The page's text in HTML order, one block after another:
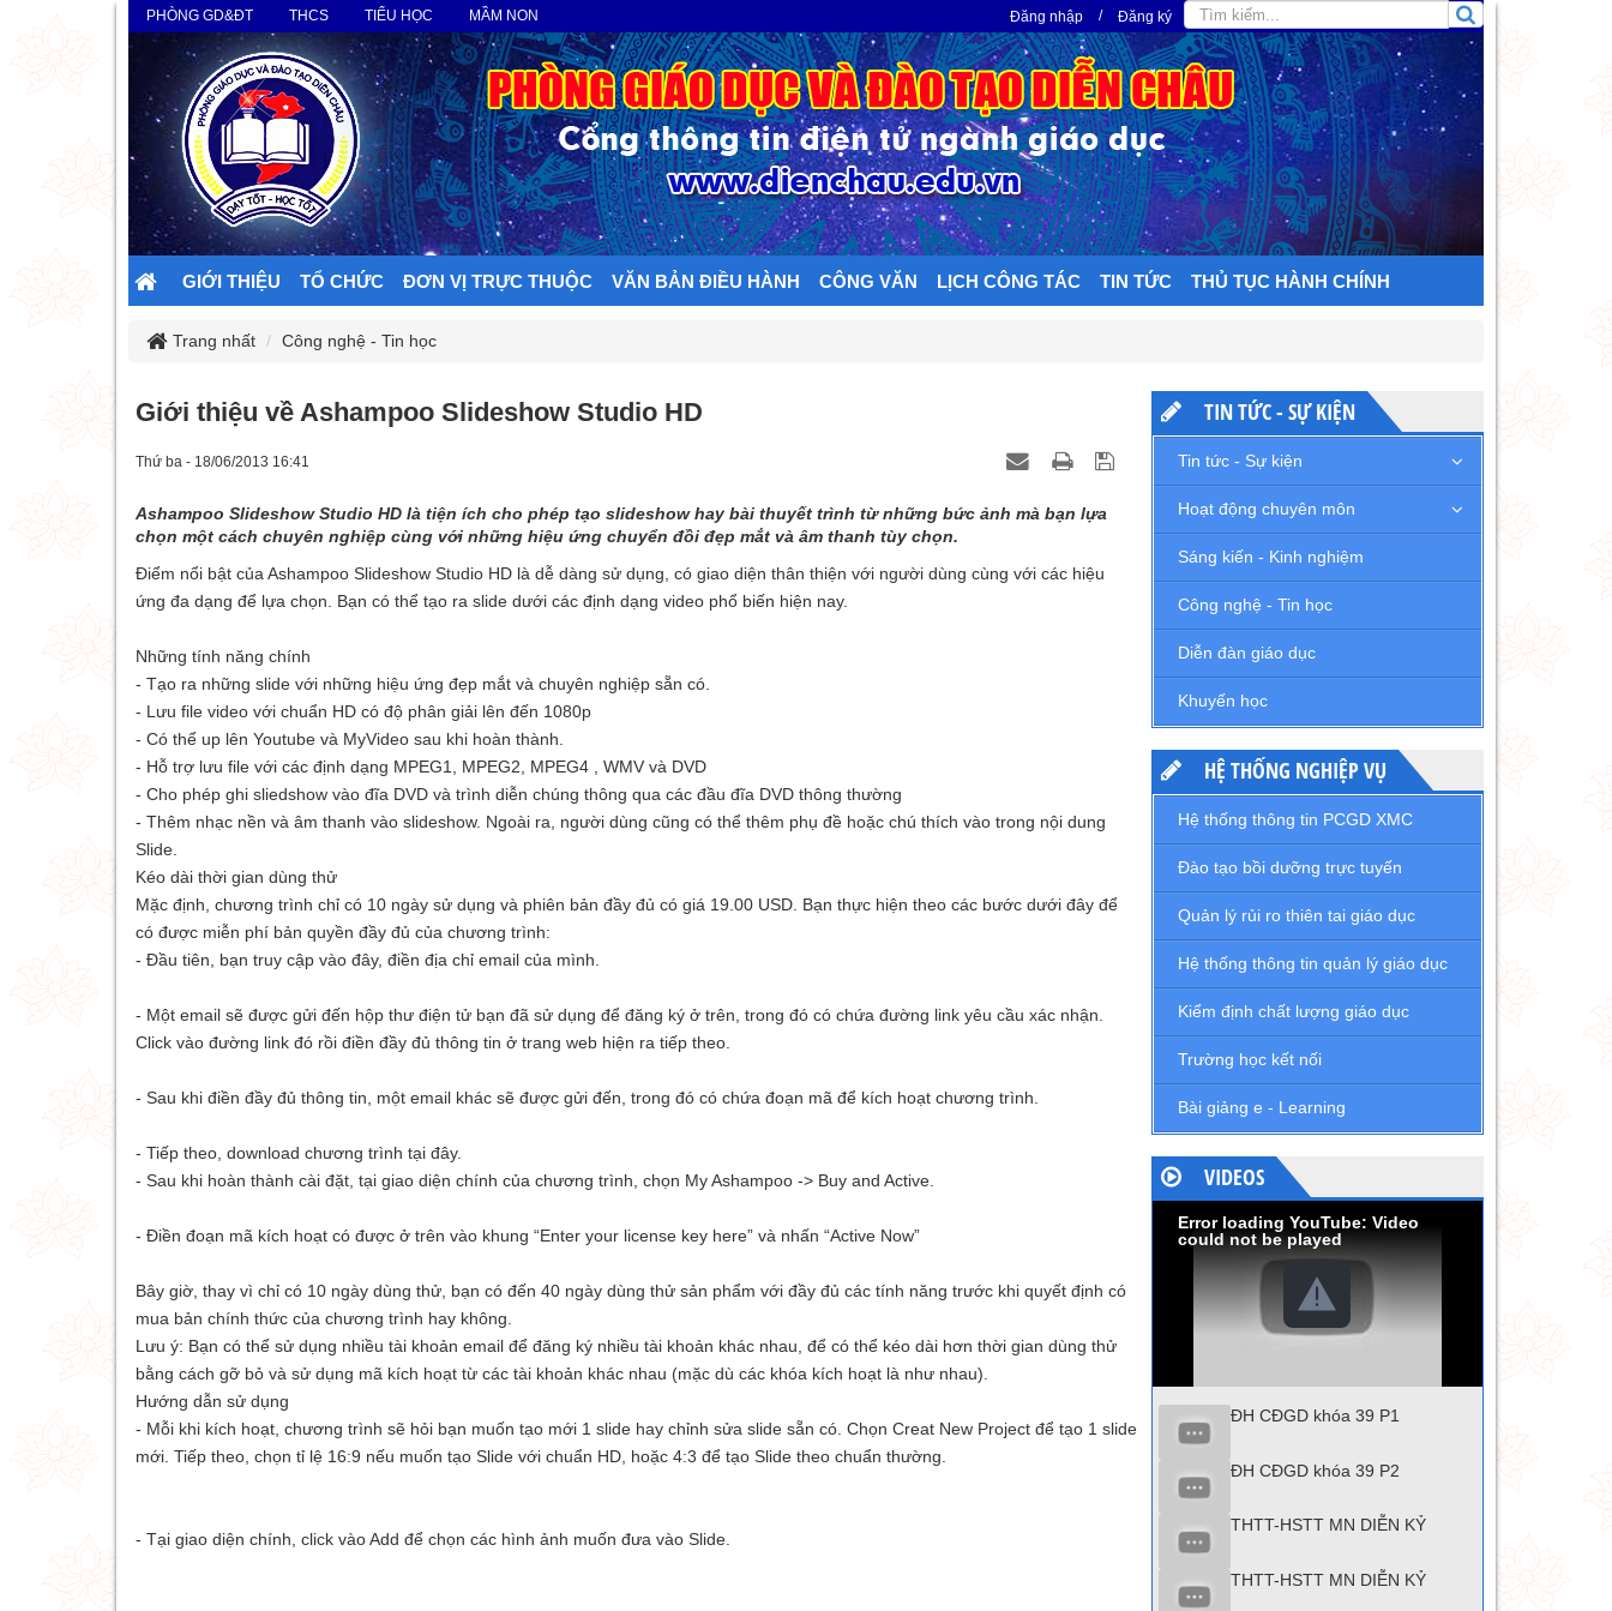
PHÒNG GD&ĐT THCS TIỂU HỌC MẦM NON Đăng nhập / Đăng ký
GIỚI THIỆU TỔ CHỨC ĐƠN VỊ TRỰC THUỘC VĂN BẢN ĐIỀU HÀNH CÔNG VĂN LỊCH CÔNG TÁC TIN TỨC THỦ TỤC HÀNH CHÍNH
Trang nhất Công nghệ - Tin học
Giới thiệu về Ashampoo Slideshow Studio HD
Thứ ba - 18/06/2013 16:41
Ashampoo Slideshow Studio HD là tiện ích cho phép tạo slideshow hay bài thuyết trình từ những bức ảnh mà bạn lựa
chọn một cách chuyên nghiệp cùng với những hiệu ứng chuyển đồi đẹp mắt và âm thanh tùy chọn.
Điểm nổi bật của Ashampoo Slideshow Studio HD là dễ dàng sử dụng, có giao diện thân thiện với người dùng cùng với các hiệu
ứng đa dạng để lựa chọn. Bạn có thể tạo ra slide dưới các định dạng video phổ biến hiện nay.
Những tính năng chính
- Tạo ra những slide với những hiệu ứng đẹp mắt và chuyên nghiệp sẵn có.
- Lưu file video với chuẩn HD có độ phân giải lên đến 1080p
- Có thể up lên Youtube và MyVideo sau khi hoàn thành.
- Hỗ trợ lưu file với các định dạng MPEG1, MPEG2, MPEG4 , WMV và DVD
- Cho phép ghi sliedshow vào đĩa DVD và trình diễn chúng thông qua các đầu đĩa DVD thông thường
- Thêm nhạc nền và âm thanh vào slideshow. Ngoài ra, người dùng cũng có thể thêm phụ đề hoặc chú thích vào trong nội dung
Slide.
Kéo dài thời gian dùng thử
Mặc định, chương trình chỉ có 10 ngày sử dụng và phiên bản đầy đủ có giá 19.00 USD. Bạn thực hiện theo các bước dưới đây để
có được miễn phí bản quyền đầy đủ của chương trình:
- Đầu tiên, bạn truy cập vào đây, điền địa chỉ email của mình.
- Một email sẽ được gửi đến hộp thư điện tử bạn đã sử dụng để đăng ký ở trên, trong đó có chứa đường link yêu cầu xác nhận.
Click vào đường link đó rồi điền đầy đủ thông tin ở trang web hiện ra tiếp theo.
- Sau khi điền đầy đủ thông tin, một email khác sẽ được gửi đến, trong đó có chứa đoạn mã để kích hoạt chương trình.
- Tiếp theo, download chương trình tại đây.
- Sau khi hoàn thành cài đặt, tại giao diện chính của chương trình, chọn My Ashampoo -> Buy and Active.
- Điền đoạn mã kích hoạt có được ở trên vào khung “Enter your license key here” và nhấn “Active Now”
Bây giờ, thay vì chỉ có 10 ngày dùng thử, bạn có đến 40 ngày dùng thử sản phẩm với đầy đủ các tính năng trước khi quyết định có
mua bản chính thức của chương trình hay không.
Lưu ý: Bạn có thể sử dụng nhiều tài khoản email để đăng ký nhiều tài khoản khác nhau, để có thể kéo dài hơn thời gian dùng thử
bằng cách gỡ bỏ và sử dụng mã kích hoạt từ các tài khoản khác nhau (mặc dù các khóa kích hoạt là như nhau).
Hướng dẫn sử dụng
- Mỗi khi kích hoạt, chương trình sẽ hỏi bạn muốn tạo mới 1 slide hay chỉnh sửa slide sẵn có. Chọn Creat New Project để tạo 1 slide
mới. Tiếp theo, chọn tỉ lệ 16:9 nếu muốn tạo Slide với chuẩn HD, hoặc 4:3 để tạo Slide theo chuẩn thường.
- Tại giao diện chính, click vào Add để chọn các hình ảnh muốn đưa vào Slide.
TIN TỨC - SỰ KIỆN
Tin tức - Sự kiện
Hoạt động chuyên môn
Sáng kiến - Kinh nghiệm
Công nghệ - Tin học
Diễn đàn giáo dục
Khuyến học
HỆ THỐNG NGHIỆP VỤ
Hệ thống thông tin PCGD XMC
Đào tạo bồi dưỡng trực tuyến
Quản lý rủi ro thiên tai giáo dục
Hệ thống thông tin quản lý giáo dục
Kiểm định chất lượng giáo dục
Trường học kết nối
Bài giảng e - Learning
VIDEOS
Error loading YouTube: Video
could not be played
ĐH CĐGD khóa 39 P1
ĐH CĐGD khóa 39 P2
THTT-HSTT MN DIỄN KỶ
THTT-HSTT MN DIỄN KỶ